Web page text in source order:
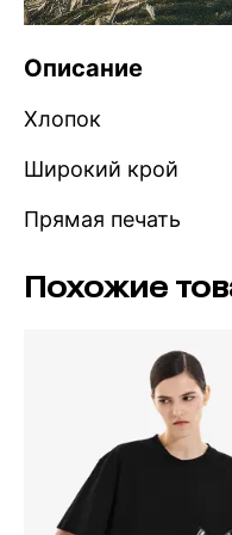
Описание
Хлопок
Широкий крой
Прямая печать
Похожие